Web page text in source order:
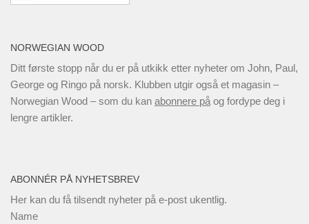
NORWEGIAN WOOD
Ditt første stopp når du er på utkikk etter nyheter om John, Paul,
George og Ringo på norsk. Klubben utgir også et magasin –
Norwegian Wood – som du kan abonnere på og fordype deg i
lengre artikler.
ABONNÉR PÅ NYHETSBREV
Her kan du få tilsendt nyheter på e-post ukentlig.
Name